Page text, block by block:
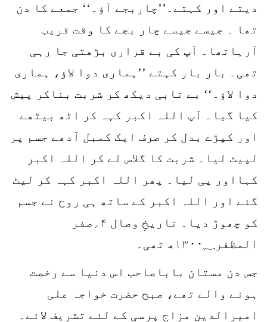
دیتے اور کہتے۔’’چاربجے آؤ۔‘‘ جمعے کا دن
تھا ۔ جیسے جیسے چار بجے کا وقت قریب
آرہاتھا۔ آپ کی بے قراری بڑھتی جا رہی
تھی۔ بار بار کہتے ’’ہماری دوا لاؤ، ہماری
دوا لاؤ۔‘‘ بے تابی دیکھ کر شربت بناکر پیش
کیا گیا۔ آپ اللہ اکبر کہہ کر اٹھ بیٹھے
اور کپڑے بدل کر صرف ایک کمبل آدھے جسم پر
لپیٹ لیا۔ شربت کا گلاس لے کر اللہ اکبر
کہااور پی لیا۔ پھر اللہ اکبر کہہ کر لیٹ
گئے اور اللہ اکبر کے ساتھ ہی روح نے جسم
کو چھوڑ دیا۔ تاریخِ وصال ۴؍صفر
المظفر۱۳۰۰؁ھ تھی۔
جس دن مستان باباصاحب اس دنیا سے رخصت
ہونے والے تھے، صبح حضرت خواجہ علی
امیرالدین مزاج پرسی کے لئے تشریف لائے۔